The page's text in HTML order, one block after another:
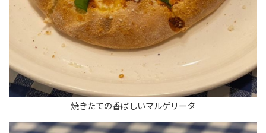
焼きたての香ばしいマルゲリータ